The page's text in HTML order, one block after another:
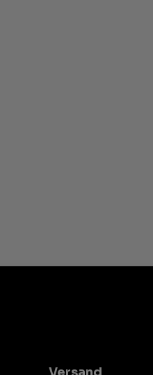
Versand